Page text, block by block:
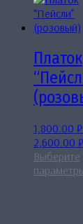
Платок
1,800.00 ₽
2,600.00 ₽
Выберите